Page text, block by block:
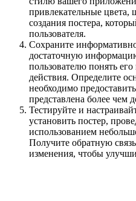
привлекательные
создания постера,
пользователя.
Сохраните
достаточную
пользователю понять
действия. Определите
необходимо
представлена более чем
Тестируйте и
установить постер,
использованием
Получите обратную
изменения, чтобы